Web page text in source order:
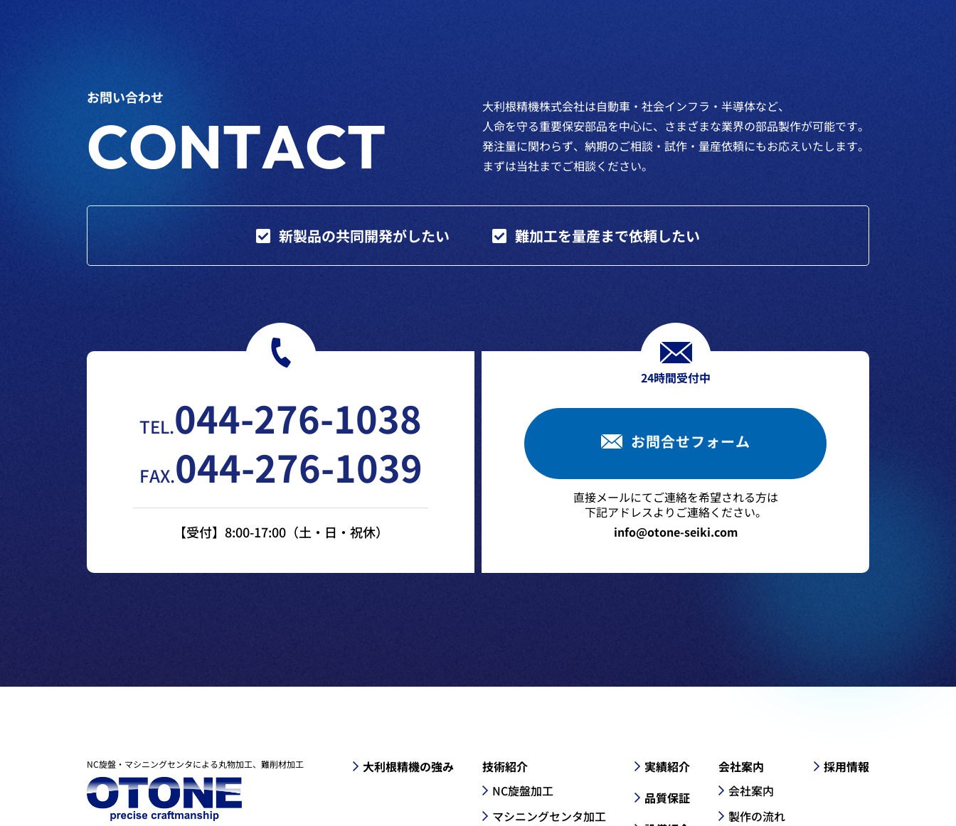
お問い合わせ
CONTACT
大利根精機株式会社は自動車・社会インフラ・半導体など、
人命を守る重要保安部品を中心に、さまざまな業界の部品製作が可能です。
発注量に関わらず、納期のご相談・試作・量産依頼にもお応えいたします。
まずは当社までご相談ください。
新製品の共同開発がしたい 難加工を量産まで依頼したい
TEL.044-276-1038
FAX.044-276-1039
【受付】8:00-17:00（土・日・祝休）
24時間受付中
お問合せフォーム
直接メールにてご連絡を希望される方は
下記アドレスよりご連絡ください。
info@otone-seiki.com
大利根精機の強み
技術紹介
NC旋盤加工
マシニングセンタ加工
実績紹介
品質保証
会社案内
会社案内
製作の流れ
採用情報
NC旋盤・マシニングセンタによる丸物加工、難削材加工